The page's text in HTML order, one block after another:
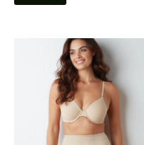
Αυτό
το
προϊόν
έχει
πολλαπλές
παραλλαγές.
Οι